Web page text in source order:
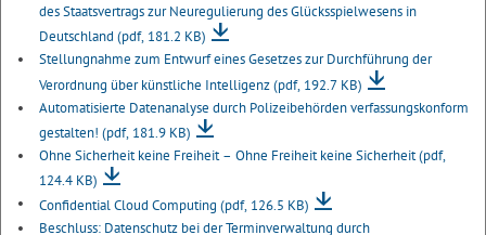
des Staatsvertrags zur Neuregulierung des Glücksspielwesens in
Deutschland (pdf, 181.2 KB)
Stellungnahme zum Entwurf eines Gesetzes zur Durchführung der
Verordnung über künstliche Intelligenz(pdf, 192.7 KB)
Automatisierte Datenanalyse durch Polizeibehörden verfassungskonform
gestalten! (pdf, 181.9 KB)
Ohne Sicherheit keine Freiheit – Ohne Freiheit keine Sicherheit(pdf,
124.4 KB)
Confidential Cloud Computing (pdf, 126.5 KB)
Beschluss: Datenschutz bei der Terminverwaltung durch